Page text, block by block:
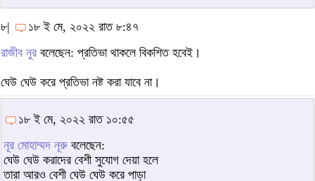
৮|
১৮ ই মে, ২০২২ রাত ৮:৪৭
রাজীব নুর বলেছেন: প্রতিভা থাকলে বিকশিত হবেই।
ঘেউ ঘেউ করে প্রতিভা নষ্ট করা যাবে না।
১৮ ই মে, ২০২২ রাত ১০:৫৫
নূর মোহাম্মদ নূরু বলেছেন:
ঘেউ ঘেউ করাদের বেশী সুযোগ দেয়া হলে
তারা আরও বেশী ঘেউ ঘেউ করে পাড়া